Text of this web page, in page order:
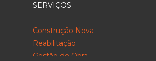
SERVIÇOS
Construção Nova
Reabilitação
Gestão de Obra